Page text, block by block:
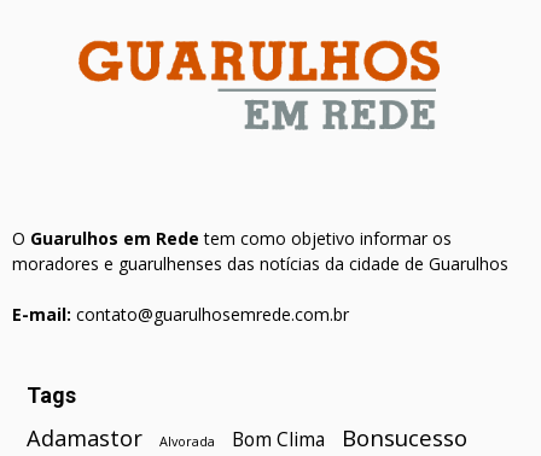
O Guarulhos em Rede tem como objetivo informar os
moradores e guarulhenses das notícias da cidade de Guarulhos
E-mail: contato@guarulhosemrede.com.br
Tags
Adamastor Alvorada Bom Clima Bonsucesso